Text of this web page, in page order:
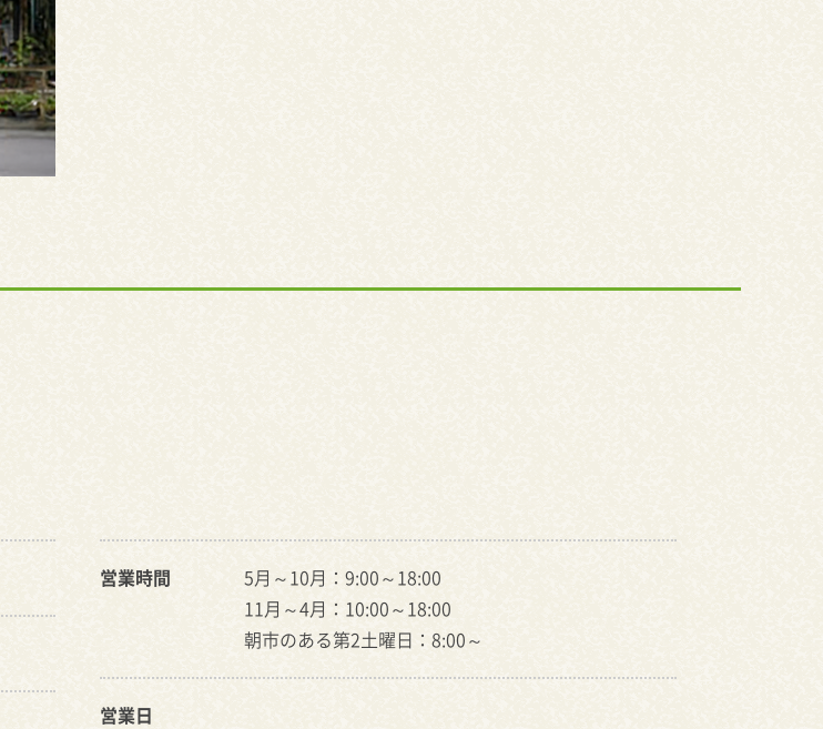
営業時間
5月～10月：9:00～18:00
11月～4月：10:00～18:00
朝市のある第2土曜日：8:00～
営業日